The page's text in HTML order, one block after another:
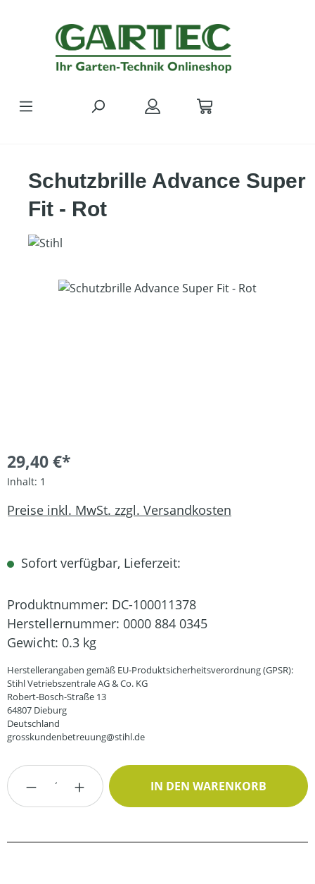
Schutzbrille Advance Super
Fit - Rot
Bildergalerie überspringen
29,40 €*
Inhalt: 1
Preise inkl. MwSt. zzgl. Versandkosten
Sofort verfügbar, Lieferzeit:
Produktnummer: DC-100011378
Herstellernummer: 0000 884 0345
Gewicht: 0.3 kg
Herstellerangaben gemäß EU-Produktsicherheitsverordnung (GPSR):
Stihl Vetriebszentrale AG & Co. KG
Robert-Bosch-Straße 13
64807 Dieburg
Deutschland
grosskundenbetreuung@stihl.de
Produkt Anzahl: Gib den gewünschten
IN DEN WARENKORB